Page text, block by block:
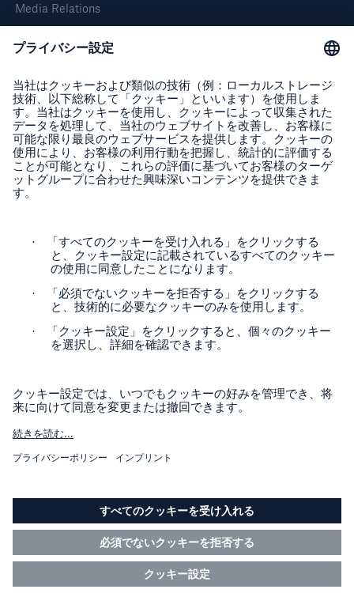
Media Relations
Follow us
Contact
Cookie Settings
Sitemap
Imprint
Munich Re’s Statement on the UK Modern Slavery Act